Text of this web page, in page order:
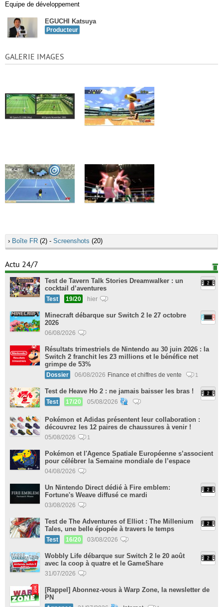
Equipe de développement
EGUCHI Katsuya
Producteur
GALERIE IMAGES
› Boîte FR (2) - Screenshots (20)
Actu 24/7
Test de Tavern Talk Stories Dreamwalker : un
cocktail d’aventures
Test 19/20 hier
Minecraft débarque sur Switch 2 le 27 octobre
2026
06/08/2026
Résultats trimestriels de Nintendo au 30 juin 2026 : la
Switch 2 franchit les 23 millions et le bénéfice net
grimpe de 53%
Dossier 06/08/2026 Finance et chiffres de vente 1
Test de Heave Ho 2 : ne jamais baisser les bras !
Test 17/20 05/08/2026
Pokémon et Adidas présentent leur collaboration :
découvrez les 12 paires de chaussures à venir !
05/08/2026 1
Pokémon et l'Agence Spatiale Européenne s’associent
pour célébrer la Semaine mondiale de l’espace
04/08/2026
Un Nintendo Direct dédié à Fire emblem:
Fortune's Weave diffusé ce mardi
03/08/2026
Test de The Adventures of Elliot : The Millenium
Tales, une belle épopée à travers le temps
Test 16/20 03/08/2026
Wobbly Life débarque sur Switch 2 le 20 août
avec la coop à quatre et le GameShare
31/07/2026
[Rappel] Abonnez-vous à Warp Zone, la newsletter de
PN